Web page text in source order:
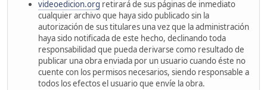
videoedicion.org retirará de sus páginas de inmediato
cualquier archivo que haya sido publicado sin la
autorización de sus titulares una vez que la administración
haya sido notificada de este hecho, declinando toda
responsabilidad que pueda derivarse como resultado de
publicar una obra enviada por un usuario cuando éste no
cuente con los permisos necesarios, siendo responsable a
todos los efectos el usuario que envíe la obra.